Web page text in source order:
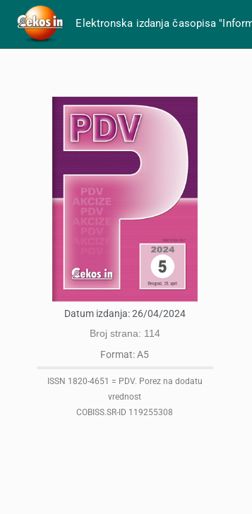
Elektronska izdanja časopisa
Datum izdanja:26/04/2024
Broj strana: 114
Format: A5
ISSN 1820-4651 = PDV. Porez na dodatu
vrednost
COBISS.SR-ID 119255308